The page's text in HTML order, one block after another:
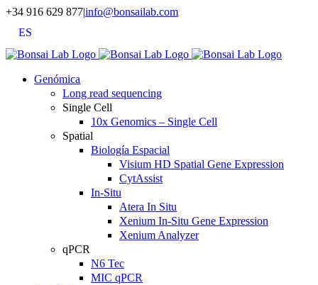
Saltar
contenido
+34 916 629 877|info@bonsailab.com
ES
X
LinkedIn
YouTube
Genómica
Long read sequencing
Single Cell
10x Genomics – Single Cell
Spatial
Biología Espacial
Visium HD Spatial Gene Expression
CytAssist
In-Situ
Atera In Situ
Xenium In-Situ Gene Expression
Xenium Analyzer
qPCR
N6 Tec
MIC qPCR